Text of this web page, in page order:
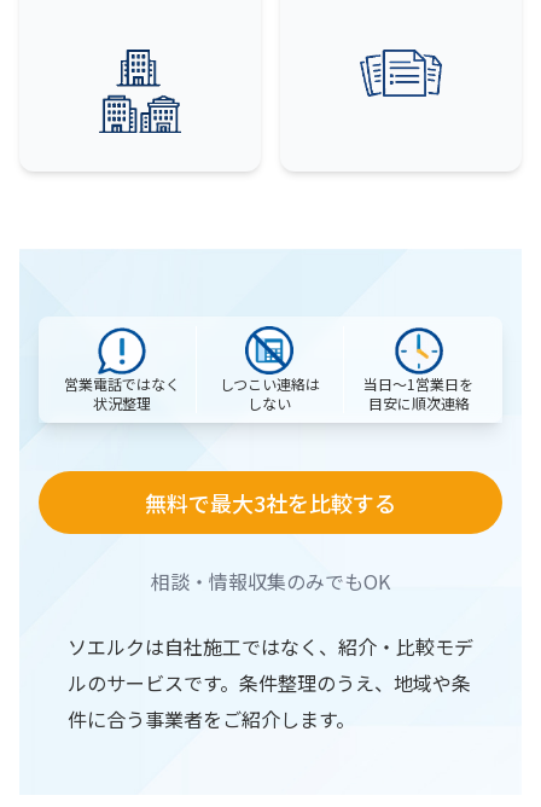
営業電話ではなく
状況整理
しつこい連絡は
しない
当日〜1営業日を
目安に順次連絡
無料で最大3社を比較する
相談・情報収集のみでもOK
ソエルクは自社施工ではなく、紹介・比較モデ
ルのサービスです。条件整理のうえ、地域や条
件に合う事業者をご紹介します。